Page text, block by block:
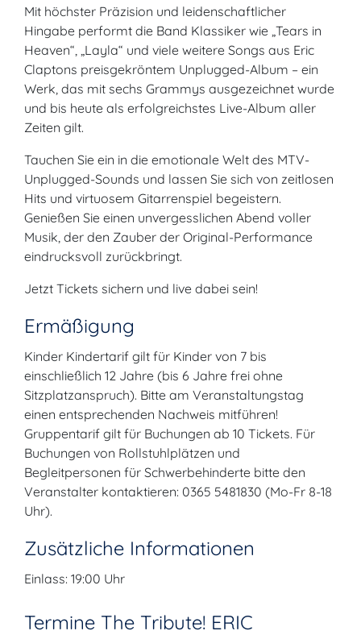
Mit höchster Präzision und leidenschaftlicher
Hingabe performt die Band Klassiker wie „Tears in
Heaven“, „Layla“ und viele weitere Songs aus Eric
Claptons preisgekröntem Unplugged-Album – ein
Werk, das mit sechs Grammys ausgezeichnet wurde
und bis heute als erfolgreichstes Live-Album aller
Zeiten gilt.
Tauchen Sie ein in die emotionale Welt des MTV-
Unplugged-Sounds und lassen Sie sich von zeitlosen
Hits und virtuosem Gitarrenspiel begeistern.
Genießen Sie einen unvergesslichen Abend voller
Musik, der den Zauber der Original-Performance
eindrucksvoll zurückbringt.
Jetzt Tickets sichern und live dabei sein!
Ermäßigung
Kinder Kindertarif gilt für Kinder von 7 bis
einschließlich 12 Jahre (bis 6 Jahre frei ohne
Sitzplatzanspruch). Bitte am Veranstaltungstag
einen entsprechenden Nachweis mitführen!
Gruppentarif gilt für Buchungen ab 10 Tickets. Für
Buchungen von Rollstuhlplätzen und
Begleitpersonen für Schwerbehinderte bitte den
Veranstalter kontaktieren: 0365 5481830 (Mo-Fr 8-18
Uhr).
Zusätzliche Informationen
Einlass: 19:00 Uhr
Termine The Tribute! ERIC